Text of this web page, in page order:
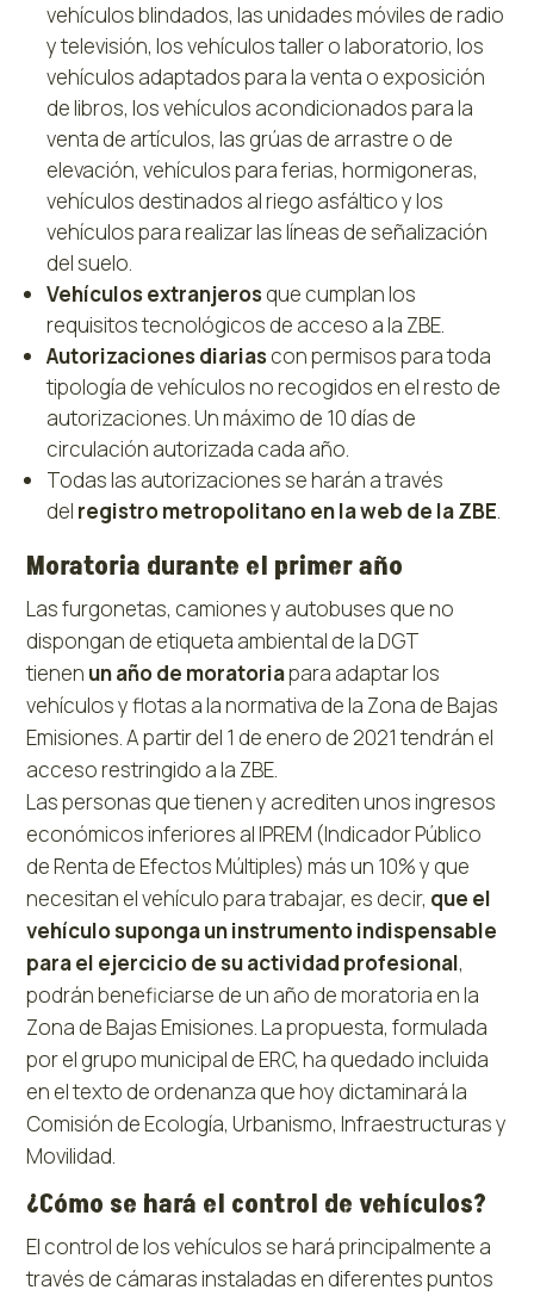
vehículos blindados, las unidades móviles de radio
y televisión, los vehículos taller o laboratorio, los
vehículos adaptados para la venta o exposición
de libros, los vehículos acondicionados para la
venta de artículos, las grúas de arrastre o de
elevación, vehículos para ferias, hormigoneras,
vehículos destinados al riego asfáltico y los
vehículos para realizar las líneas de señalización
del suelo.
Vehículos extranjeros que cumplan los
requisitos tecnológicos de acceso a la ZBE.
Autorizaciones diarias con permisos para toda
tipología de vehículos no recogidos en el resto de
autorizaciones. Un máximo de 10 días de
circulación autorizada cada año.
Todas las autorizaciones se harán a través
del registro metropolitano en la web de la ZBE.
Moratoria durante el primer año
Las furgonetas, camiones y autobuses que no
dispongan de etiqueta ambiental de la DGT
tienen un año de moratoriapara adaptar los
vehículos y flotas a la normativa de la Zona de Bajas
Emisiones. A partir del 1 de enero de 2021 tendrán el
acceso restringido a la ZBE.
Las personas que tienen y acrediten unos ingresos
económicos inferiores al IPREM (Indicador Público
de Renta de Efectos Múltiples) más un 10% y que
necesitan el vehículo para trabajar, es decir, que el
vehículo suponga un instrumento indispensable
para el ejercicio de su actividad profesional,
podrán beneficiarse de un año de moratoria en la
Zona de Bajas Emisiones. La propuesta, formulada
por el grupo municipal de ERC, ha quedado incluida
en el texto de ordenanza que hoy dictaminará la
Comisión de Ecología, Urbanismo, Infraestructuras y
Movilidad.
¿Cómo se hará el control de vehículos?
El control de los vehículos se hará principalmente a
través de cámaras instaladas en diferentes puntos